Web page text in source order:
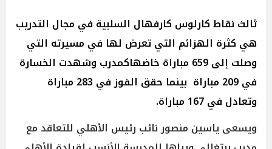
ثالث نقاط كارلوس كارفهال السلبية في مجال التدريب
هي كثرة الهزائم التي تعرض لها في مسيرته التي
وصلت إلى 659 مباراة خاضهاكمدرب وشهدت الخسارة
في 209 مباراة بينما حقق الفوز في 283 مباراة
وتعادل في 167 مباراة.
ويسعى ياسين منصور نائب رئيس الأهلي للتعاقد مع